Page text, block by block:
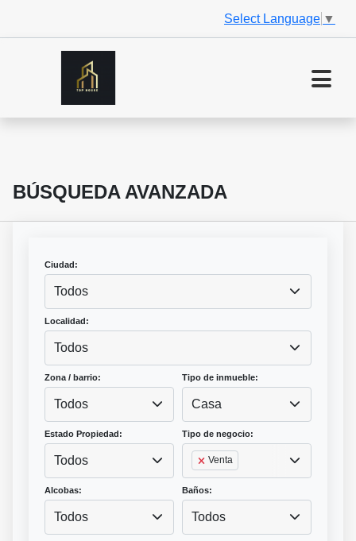
Select Language ▼
BÚSQUEDA AVANZADA
Ciudad:
Todos
Localidad:
Todos
Zona / barrio:
Todos
Tipo de inmueble:
Casa
Estado Propiedad:
Todos
Tipo de negocio:
Venta
Alcobas:
Todos
Baños:
Todos